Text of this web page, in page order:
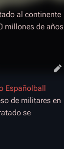
al continente
millones de años
Españolball
de militares en
se